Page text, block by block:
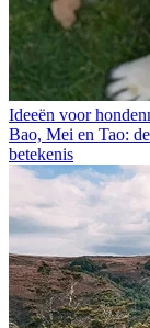
Ideeën voor
Bao, Mei en Tao:
betekenis